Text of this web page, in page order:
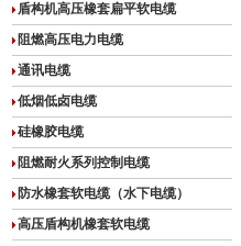
盾构机高压橡套扁平软电缆
阻燃高压电力电缆
通讯电缆
低烟低卤电缆
硅橡胶电缆
阻燃耐火系列控制电缆
防水橡套软电缆（水下电缆）
高压盾构机橡套软电缆